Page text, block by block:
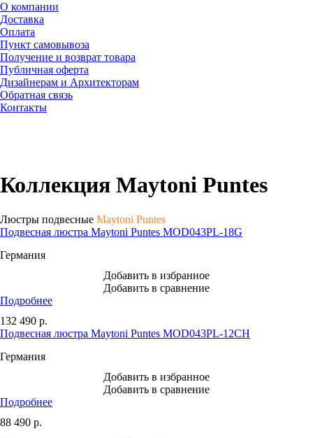
О компании
Доставка
Оплата
Пункт самовывоза
Получение и возврат товара
Публичная оферта
Дизайнерам и Архитекторам
Обратная связь
Контакты
Коллекция Maytoni Puntes
Люстры подвесные Maytoni Puntes
Подвесная люстра Maytoni Puntes MOD043PL-18G
Германия
Добавить в избранное
Добавить в сравнение
Подробнее
132 490 р.
Подвесная люстра Maytoni Puntes MOD043PL-12CH
Германия
Добавить в избранное
Добавить в сравнение
Подробнее
88 490 р.